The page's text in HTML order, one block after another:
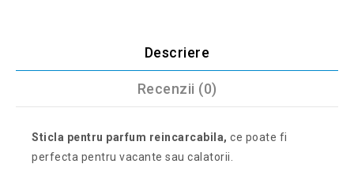
Descriere
Recenzii (0)
Sticla pentru parfum reincarcabila, ce poate fi
perfecta pentru vacante sau calatorii.